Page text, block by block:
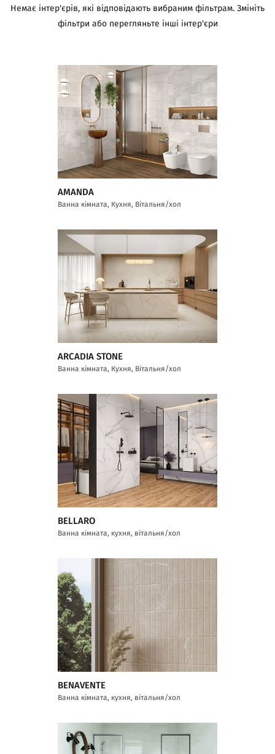
Немає інтер'єрів, які відповідають вибраним фільтрам. Змініть
фільтри або перегляньте інші інтер'єри
AMANDA
Ванна кімната, Кухня, Вітальня/хол
ARCADIA STONE
Ванна кімната, Кухня, Вітальня/хол
BELLARO
Ванна кімната, кухня, вітальня/хол
BENAVENTE
Ванна кімната, кухня, вітальня/хол